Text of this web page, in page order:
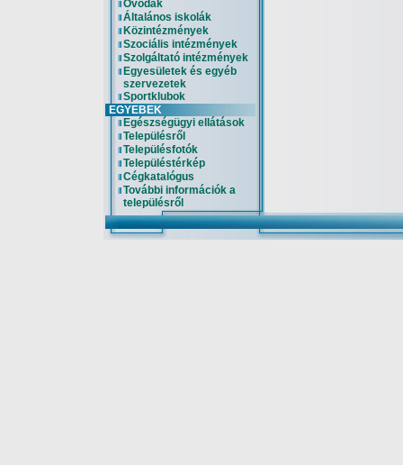
Óvodák
Általános iskolák
Közintézmények
Szociális intézmények
Szolgáltató intézmények
Egyesületek és egyéb
szervezetek
Sportklubok
EGYEBEK
Egészségügyi ellátások
Településről
Településfotók
Településtérkép
Cégkatalógus
További információk a
településről